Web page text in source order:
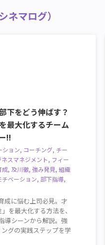
マログ）
下をどう伸ばす？
最大化するチーム
!!
ション, コーチング, チー
ネスマネジメント, フィー
成, 及川徹, 強み発見, 組織
チベーション, 部下指導,
成に悩む上司必見。才
を最大化する方法を、
導シーンから解説。強
グの実践ステップを学